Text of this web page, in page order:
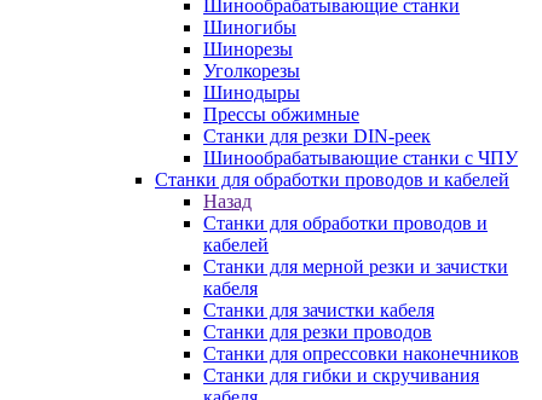
Шинообрабатывающие станки
Шиногибы
Шинорезы
Уголкорезы
Шинодыры
Прессы обжимные
Станки для резки DIN-реек
Шинообрабатывающие станки с ЧПУ
Станки для обработки проводов и кабелей
Назад
Станки для обработки проводов и
кабелей
Станки для мерной резки и зачистки
кабеля
Станки для зачистки кабеля
Станки для резки проводов
Станки для опрессовки наконечников
Станки для гибки и скручивания